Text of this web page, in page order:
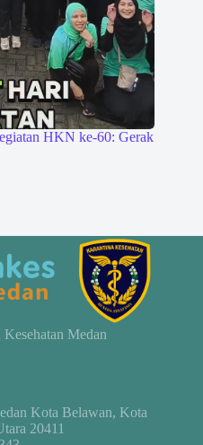
HKN ke-60: Gerak
Medan
Kota Belawan, Kota
20411